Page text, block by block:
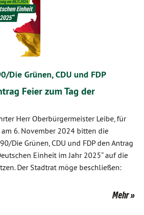
Die Grünen, CDU und FDP
Feier zum Tag der
Herr Oberbürgermeister Leibe, für
6. November 2024 bitten die
Die Grünen, CDU und FDP den Antrag
Einheit im Jahr 2025“ auf die
Der Stadtrat möge beschließen:
Mehr